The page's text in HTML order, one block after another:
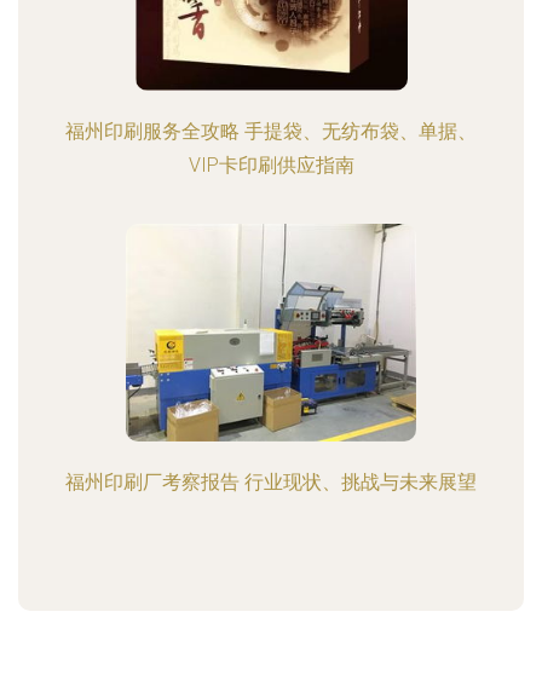
福州印刷服务全攻略 手提袋、无纺布袋、单据、
VIP卡印刷供应指南
福州印刷厂考察报告 行业现状、挑战与未来展望